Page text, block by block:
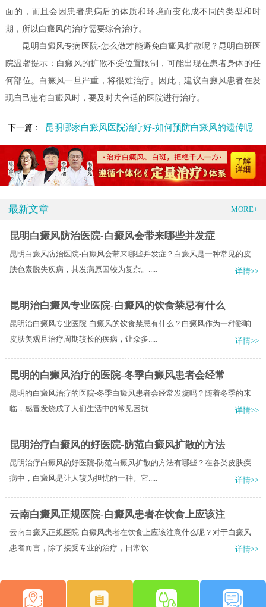
面的，而且会因患者患病后的体质和环境而变化成不同的类型和时
期，所以白癜风的治疗需要综合治疗。
昆明白癜风专病医院-怎么做才能避免白癜风扩散呢？昆明白斑医
院温馨提示：白癜风的扩散不受位置限制，可能出现在患者身体的任
何部位。白癜风一旦严重，将很难治疗。因此，建议白癜风患者在发
现自己患有白癜风时，要及时去合适的医院进行治疗。
下一篇： 昆明哪家白癜风医院治疗好-如何预防白癜风的遗传呢
最新文章 MORE+
昆明白癜风防治医院-白癜风会带来哪些并发症
昆明白癜风防治医院-白癜风会带来哪些并发症？白癜风是一种常见的皮
肤色素脱失疾病，其发病原因较为复杂。.....
详情>>
昆明治白癜风专业医院-白癜风的饮食禁忌有什么
昆明治白癜风专业医院-白癜风的饮食禁忌有什么？白癜风作为一种影响
皮肤美观且治疗周期较长的疾病，让众多.....
详情>>
昆明的白癜风治疗的医院-冬季白癜风患者会经常
昆明的白癜风治疗的医院-冬季白癜风患者会经常发烧吗？随着冬季的来
临，感冒发烧成了人们生活中的常见困扰.....
详情>>
昆明治疗白癜风的好医院-防范白癜风扩散的方法
昆明治疗白癜风的好医院-防范白癜风扩散的方法有哪些？在各类皮肤疾
病中，白癜风是让人较为担忧的一种。它.....
详情>>
云南白癜风正规医院-白癜风患者在饮食上应该注
云南白癜风正规医院-白癜风患者在饮食上应该注意什么呢？对于白癜风
患者而言，除了接受专业的治疗，日常饮.....
详情>>